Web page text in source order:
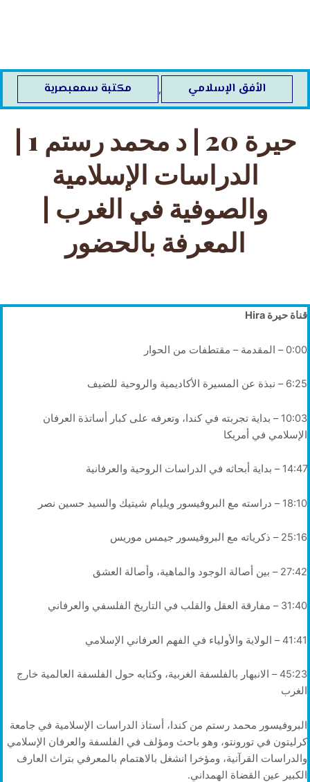
الأفق الإسلامي , مكتبة سمعبصرية
حيرة 20 | د محمد رستم 1 |
الدراسات الإسلامية
والصوفية في الغرب |
المعرفة بالحضور
قناة حيرة Hira
0:00 – المقدمة – مقتطفات من الحوار
6:25 – نبذة عن المسيرة الأكاديمية والروحية للضيف
10:03 – بداية تجربته في كندا، وتعرفه على كبار أساتذة العرفان
الإسلامي في أمريكا
14:47 – بداية أبحاثه في الدراسات الروحية والعرفانية
18:10 – دراسته مع البروفيسور ويليام شيتيك والسيد حسين نصر
25:16 – ذكرياته مع البروفيسور جيمس موريس
27:42 – بين أصالة الوجود والماهية، وأصالة العشق
31:40 – مفارقة العقل والقلب في التاريخ الفلسفي والعرفاني
41:41 – الولاية والأولياء في الفهم العرفاني الإسلامي
45:23 – الانبهار بالفلسفة الغربية، وكتابه حول الفلسفة العالمية خارج
الغرب
البروفيسور محمد رستم من كندا، أستاذ الدراسات الإسلامية في جامعة
كرليتون في تورونتو، وهو باحث ومؤلف في الفلسفة والعرفان الإسلامي
والدراسات القرآنية، ومؤخرا انشغل بالاهتمام بالمعرفي بتراث العارف
الكبير عين القضاة الهمداني.